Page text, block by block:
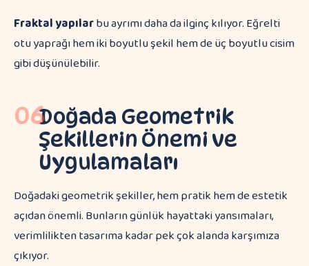
Fraktal yapılarbu ayrımı daha da ilginç kılıyor. Eğrelti
otu yaprağı hem iki boyutlu şekil hem de üç boyutlu cisim
gibi düşünülebilir.
06Doğada Geometrik
Şekillerin Önemi ve
Uygulamaları
Doğadaki geometrik şekiller, hem pratik hem de estetik
açıdan önemli. Bunların günlük hayattaki yansımaları,
verimlilikten tasarıma kadar pek çok alanda karşımıza
çıkıyor.